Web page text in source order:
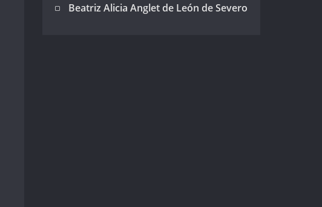
Beatriz Alicia Anglet de León de Severo